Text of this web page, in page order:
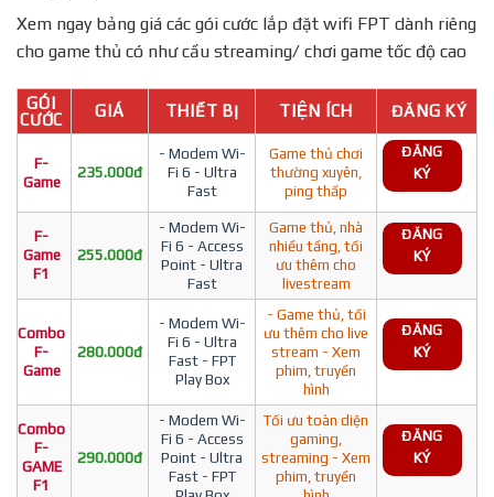
Xem ngay bảng giá các gói cước lắp đặt wifi FPT dành riêng
cho game thủ có như cầu streaming/ chơi game tốc độ cao
GÓI
CƯỚC
GIÁ THIẾT BỊ TIỆN ÍCH ĐĂNG KÝ
F-
Game
235.000đ
- Modem Wi-
Fi 6 - Ultra
Fast
Game thủ chơi
thường xuyên,
ping thấp
ĐĂNG
KÝ
F-
Game
F1
255.000đ
- Modem Wi-
Fi 6 - Access
Point - Ultra
Fast
Game thủ, nhà
nhiều tầng, tối
ưu thêm cho
livestream
ĐĂNG
KÝ
Combo
F-
Game
280.000đ
- Modem Wi-
Fi 6 - Ultra
Fast - FPT
Play Box
- Game thủ, tối
ưu thêm cho live
stream - Xem
phim, truyền
hình
ĐĂNG
KÝ
Combo
F-
GAME
F1
290.000đ
- Modem Wi-
Fi 6 - Access
Point - Ultra
Fast - FPT
Tối ưu toàn diện
gaming,
streaming - Xem
phim, truyền
ĐĂNG
KÝ